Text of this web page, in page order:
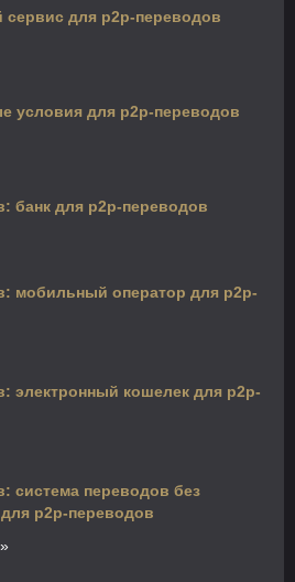
для p2p-переводов
условия для p2p-переводов
банк для p2p-переводов
мобильный оператор для p2p-
электронный кошелек для p2p-
система переводов без
p2p-переводов